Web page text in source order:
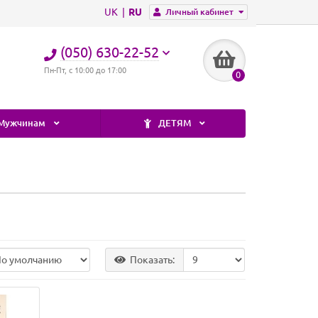
Личный кабинет
UK RU
(050) 630-22-52
Пн-Пт, с 10:00 до 17:00 0
ДЕТЯМ
Показать: